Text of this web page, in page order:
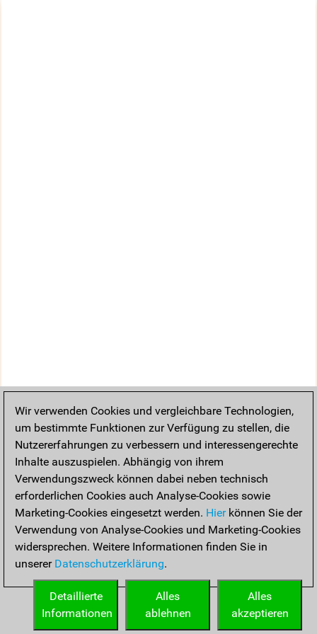
Wir verwenden Cookies und vergleichbare Technologien,
um bestimmte Funktionen zur Verfügung zu stellen, die
Nutzererfahrungen zu verbessern und interessengerechte
Inhalte auszuspielen. Abhängig von ihrem
Verwendungszweck können dabei neben technisch
erforderlichen Cookies auch Analyse-Cookies sowie
Marketing-Cookies eingesetzt werden. Hierkönnen Sie der
Verwendung von Analyse-Cookies und Marketing-Cookies
widersprechen. Weitere Informationen finden Sie in
unserer Datenschutzerklärung.
Alles
akzeptieren
Alles
ablehnen
Detaillierte
Informationen